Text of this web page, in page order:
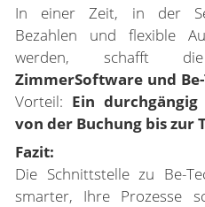
In einer Zeit, in der
Bezahlen und flexible
werden, schafft
ZimmerSoftware und
Vorteil: Ein
von der Buchung bis zur
Fazit:
Die Schnittstelle zu Be-
smarter, Ihre Prozesse